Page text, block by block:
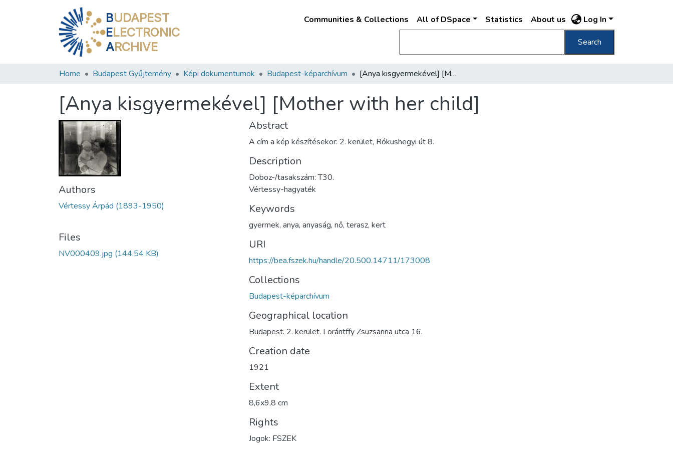
BUDAPEST
ELECTRONIC
ARCHIVE
Communities & Collections All of DSpace Statistics About us Log In
Search
Home Budapest Gyűjtemény Képi dokumentumok Budapest-képarchívum [Anya kisgyermekével] [Mother with her child]
[Anya kisgyermekével] [Mother with her child]
Authors
Vértessy Árpád (1893-1950)
Files
NV000409.jpg (144.54 KB)
Abstract
A cím a kép készítésekor: 2. kerület, Rókushegyi út 8.
Description
Doboz-/tasakszám: T30.
Vértessy-hagyaték
Keywords
gyermek, anya, anyaság, nő, terasz, kert
URI
https://bea.fszek.hu/handle/20.500.14711/173008
Collections
Budapest-képarchívum
Geographical location
Budapest. 2. kerület. Lorántffy Zsuzsanna utca 16.
Creation date
1921
Extent
8,6x9,8 cm
Rights
Jogok: FSZEK